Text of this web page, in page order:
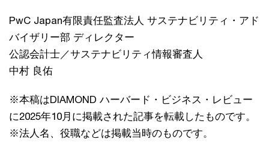
PwC Japan有限責任監査法人 サステナビリティ・アド
バイザリー部 ディレクター
公認会計士／サステナビリティ情報審査人
中村 良佑
※本稿はDIAMOND ハーバード・ビジネス・レビュー
に2025年10月に掲載された記事を転載したものです。
※法人名、役職などは掲載当時のものです。